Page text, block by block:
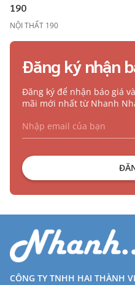
190
NỘI THẤT 190
Đăng ký nhận
Đăng ký để nhận báo giá
mãi mới nhất từ Nhanh
CÔNG TY TNHH HAI THÀNH